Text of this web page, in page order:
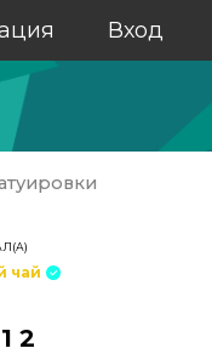
Вход
чай
2